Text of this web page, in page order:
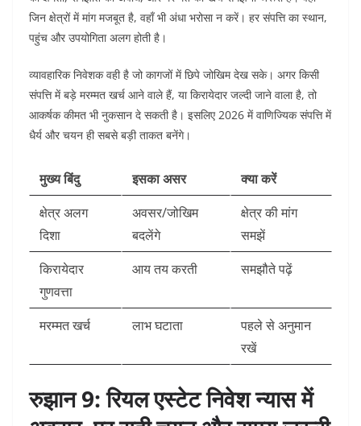
जिन क्षेत्रों में मांग मजबूत है, वहाँ भी अंधा भरोसा न करें। हर संपत्ति का स्थान,
पहुंच और उपयोगिता अलग होती है।
व्यावहारिक निवेशक वही है जो कागजों में छिपे जोखिम देख सके। अगर किसी
संपत्ति में बड़े मरम्मत खर्च आने वाले हैं, या किरायेदार जल्दी जाने वाला है, तो
आकर्षक कीमत भी नुकसान दे सकती है। इसलिए 2026 में वाणिज्यिक संपत्ति में
धैर्य और चयन ही सबसे बड़ी ताकत बनेंगे।
मुख्य बिंदु इसका असर
क्या करें
क्षेत्र अलग
दिशा
अवसर/जोखिम
बदलेंगे
क्षेत्र की मांग
समझें
किरायेदार
गुणवत्ता
आय तय करती समझौते पढ़ें
मरम्मत खर्च लाभ घटाता
पहले से अनुमान
रखें
रुझान 9: रियल एस्टेट निवेश न्यास में